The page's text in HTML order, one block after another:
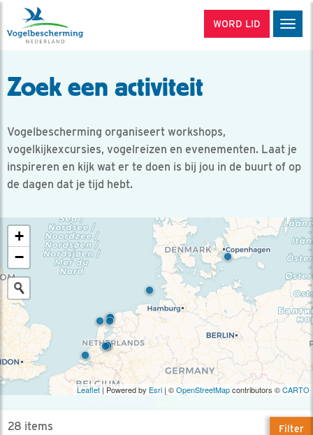
WORD LID
Zoek een activiteit
Vogelbescherming organiseert workshops,
vogelkijkexcursies, vogelreizen en evenementen. Laat je
inspireren en kijk wat er te doen is bij jou in de buurt of op
de dagen dat je tijd hebt.
+
−
Leaflet| Powered by Esri | ©OpenStreetMapcontributors ©CARTO
28 items Filter